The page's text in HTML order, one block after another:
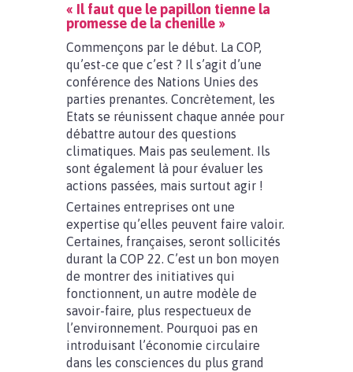
« Il faut que le papillon tienne la
promesse de la chenille »
Commençons par le début. La COP,
qu’est-ce que c’est ? Il s’agit d’une
conférence des Nations Unies des
parties prenantes. Concrètement, les
Etats se réunissent chaque année pour
débattre autour des questions
climatiques. Mais pas seulement. Ils
sont également là pour évaluer les
actions passées, mais surtout agir !
Certaines entreprises ont une
expertise qu’elles peuvent faire valoir.
Certaines, françaises, seront sollicités
durant la COP 22. C’est un bon moyen
de montrer des initiatives qui
fonctionnent, un autre modèle de
savoir-faire, plus respectueux de
l’environnement. Pourquoi pas en
introduisant l’économie circulaire
dans les consciences du plus grand